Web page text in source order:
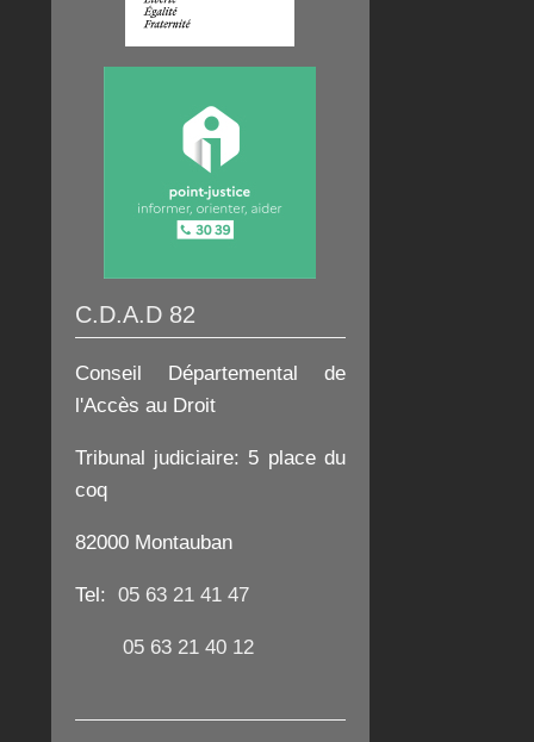
C.D.A.D 82
Conseil Départemental de
l'Accès au Droit
Tribunal judiciaire: 5 place du
coq
82000 Montauban
Tel: 05 63 21 41 47
05 63 21 40 12